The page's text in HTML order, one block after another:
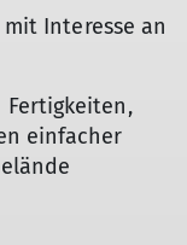
Interesse an
einfacher